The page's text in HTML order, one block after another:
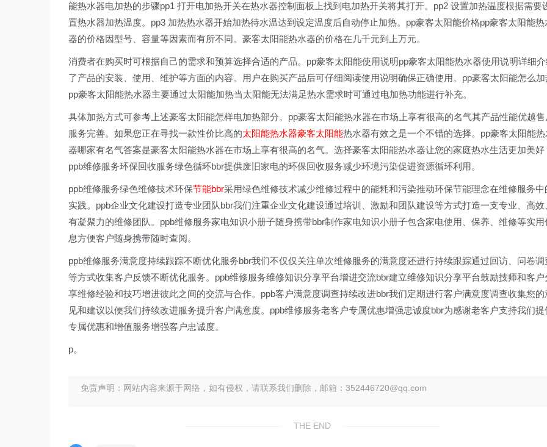
能热水器电加热的步骤pp1 打开电加热开关在热水器控制面板上找到电加热开关将其打开。pp2 设置加热温度根据需要
置热水器加热温度。pp3 加热热水器开始加热待水温达到设定温度后自动停止加热。pp豪客太阳能价格pp豪客太阳能热
器的价格因型号、容量等因素而有所不同。豪客太阳能热水器的价格在几千元到上万元。
消费者在购买时可根据自己的需求和预算选择合适的产品。pp豪客太阳能使用说明pp豪客太阳能热水器使用说明详细介
了产品的安装、使用、维护等方面的内容。用户在购买产品后可仔细阅读使用说明确保正确使用。pp豪客太阳能怎么加
pp豪客太阳能热水器主要通过太阳能加热当太阳能无法满足热水需求时可通过电加热功能进行补充。
具体加热方式可参考上述豪客太阳能怎样电加热部分。pp豪客太阳能热水器在市场上享有很高的名气其产品性能优越售
服务完善。如果您正在寻找一款性价比高的太阳能热水器豪客太阳能热水器有效之是一个不错的选择。pp豪客太阳能热
器哪家有名气答案是豪客太阳能热水器在市场上享有很高的名气。选择豪客太阳能热水器让您的家庭热水生活更加美好
ppb维修服务环保回收服务绿色循环bbr提供废旧家电的环保回收服务减少环境污染促进资源循环利用。
ppb维修服务绿色维修技术环保节能bbr采用绿色维修技术减少维修过程中的能耗和污染推动环保节能理念在维修服务中
实践。ppb企业文化建设打造专业团队bbr我们注重企业文化建设通过培训、激励和团队建设等方式打造一支专业、高效
有凝聚力的维修团队。ppb维修服务家电知识小册子随身携带bbr制作家电知识小册子包含家电使用、保养、维修等实用
息方便客户随身携带随时查阅。
ppb维修服务满意度持续跟踪不断优化服务bbr我们不仅仅关注单次维修服务的满意度还进行持续跟踪通过回访、问卷调
等方式收集客户反馈不断优化服务。ppb维修服务维修知识分享平台增进交流bbr建立维修知识分享平台鼓励技师和客户
享维修经验和技巧增进彼此之间的交流与合作。ppb客户满意度调查持续改进bbr我们定期进行客户满意度调查收集您的
见和建议以便我们持续改进服务提升客户满意度。ppb维修服务老客户专属优惠增强忠诚度bbr为感谢老客户支持我们提
专属优惠和增值服务增强客户忠诚度。
p。
免责声明：网站内容来源于网络，如有侵权，请联系我们删除，邮箱：352446720@qq.com
THE END